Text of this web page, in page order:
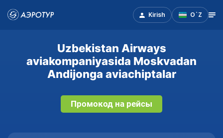
Kirish O`Z
Uzbekistan Airways
aviakompaniyasida Moskvadan
Andijonga aviachiptalar
Промокод на рейсы